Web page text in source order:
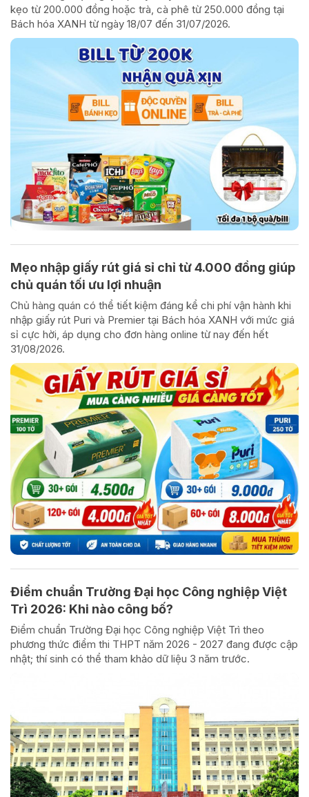
kẹo từ 200.000 đồng hoặc trà, cà phê từ 250.000 đồng tại
Bách hóa XANH từ ngày 18/07 đến 31/07/2026.
Mẹo nhập giấy rút giá sỉ chỉ từ 4.000 đồng giúp
chủ quán tối ưu lợi nhuận
Chủ hàng quán có thể tiết kiệm đáng kể chi phí vận hành khi
nhập giấy rút Puri và Premier tại Bách hóa XANH với mức giá
sỉ cực hời, áp dụng cho đơn hàng online từ nay đến hết
31/08/2026.
Điểm chuẩn Trường Đại học Công nghiệp Việt
Trì 2026: Khi nào công bố?
Điểm chuẩn Trường Đại học Công nghiệp Việt Trì theo
phương thức điểm thi THPT năm 2026 - 2027 đang được cập
nhật; thí sinh có thể tham khảo dữ liệu 3 năm trước.